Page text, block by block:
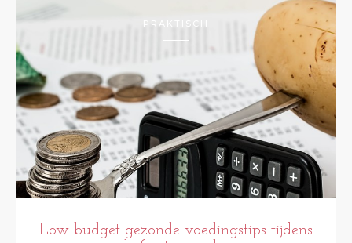
PRAKTISCH
Low budget gezonde voedingstips tijdens